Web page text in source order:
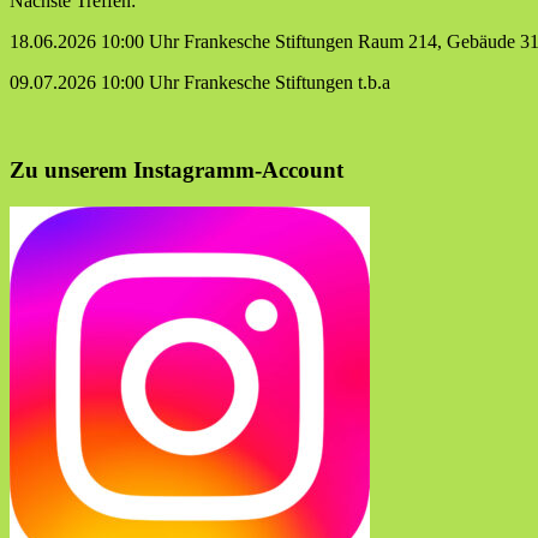
18.06.2026 10:00 Uhr Frankesche Stiftungen Raum 214, Gebäude 31
09.07.2026 10:00 Uhr Frankesche Stiftungen t.b.a
Zu unserem Instagramm-Account